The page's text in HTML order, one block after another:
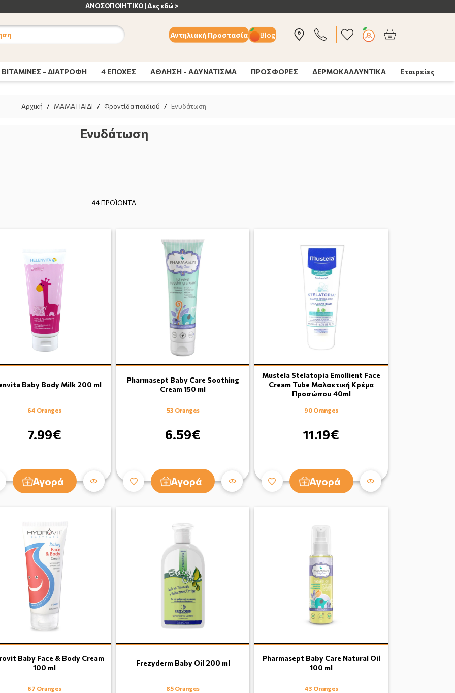
ΑΝΟΣΟΠΟΙΗΤΙΚΟ | Δες εδώ >
Αντηλιακή Προστασία Blog
ΒΙΤΑΜΙΝΕΣ - ΔΙΑΤΡΟΦΗ 4 ΕΠΟΧΕΣ ΑΘΛΗΣΗ - ΑΔΥΝΑΤΙΣΜΑ ΠΡΟΣΦΟΡΕΣ ΔΕΡΜΟΚΑΛΛΥΝΤΙΚΑ Εταιρείες
Αρχική / ΜΑΜΑ ΠΑΙΔΙ / Φροντίδα παιδιού / Ενυδάτωση
Ενυδάτωση
44ΠΡΟΪΟΝΤΑ
Baby Body Milk 200 ml
64 Oranges
7.99€
Αγορά
Pharmasept Baby Care Soothing
Cream 150 ml
53 Oranges
6.59€
Αγορά
Mustela Stelatopia Emollient Face
Cream Tube Μαλακτική Κρέμα
Προσώπου 40ml
90 Oranges
11.19€
Αγορά
Baby Face & Body Cream
100 ml
67 Oranges
Frezyderm Baby Oil 200 ml
85 Oranges
Pharmasept Baby Care Natural Oil
100 ml
43 Oranges